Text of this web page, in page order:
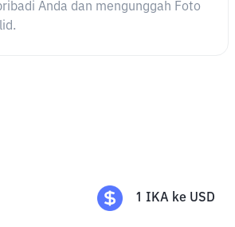
Anda dan mengunggah Foto
1 IKA ke USD